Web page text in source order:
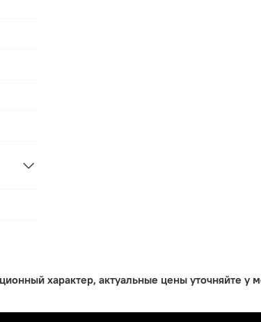
характер, актуальные цены уточняйте